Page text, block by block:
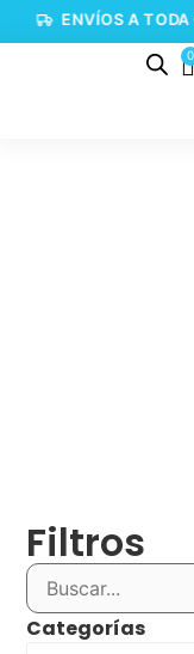
ENVÍOS A TODA
0
Filtros
Categorías